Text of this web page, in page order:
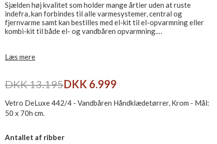
Sjælden høj kvalitet som holder mange årtier uden at ruste
indefra, kan forbindes til alle varmesystemer, central og
fjernvarme samt kan bestilles med el-kit til el-opvarmning eller
kombi-kit til både el- og vandbåren opvarmning.
Matsort og Poleret Natur Messing.
Læs mere
DKK 13.195DKK 6.999
Vetro DeLuxe 442/4 - Vandbåren Håndklædetørrer, Krom - Mål:
50 x 70h cm.
Antallet af ribber